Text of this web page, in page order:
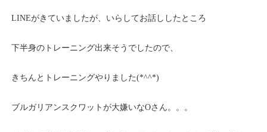
LINEがきていましたが、いらしてお話ししたところ
下半身のトレーニング出来そうでしたので、
きちんとトレーニングやりました(*^^*)
ブルガリアンスクワットが大嫌いなOさん。。。